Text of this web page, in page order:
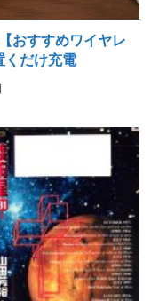
おすすめワイヤレ
くだけ充電